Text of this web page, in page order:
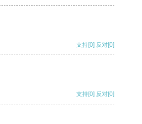
支持[0] 反对[0]
支持[0] 反对[0]